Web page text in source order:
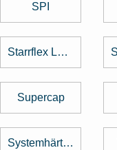
SPI
Starrflex Leiterplatten
Supercap
Systemhärtung